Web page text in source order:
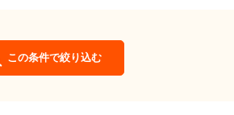
この条件で絞り込む